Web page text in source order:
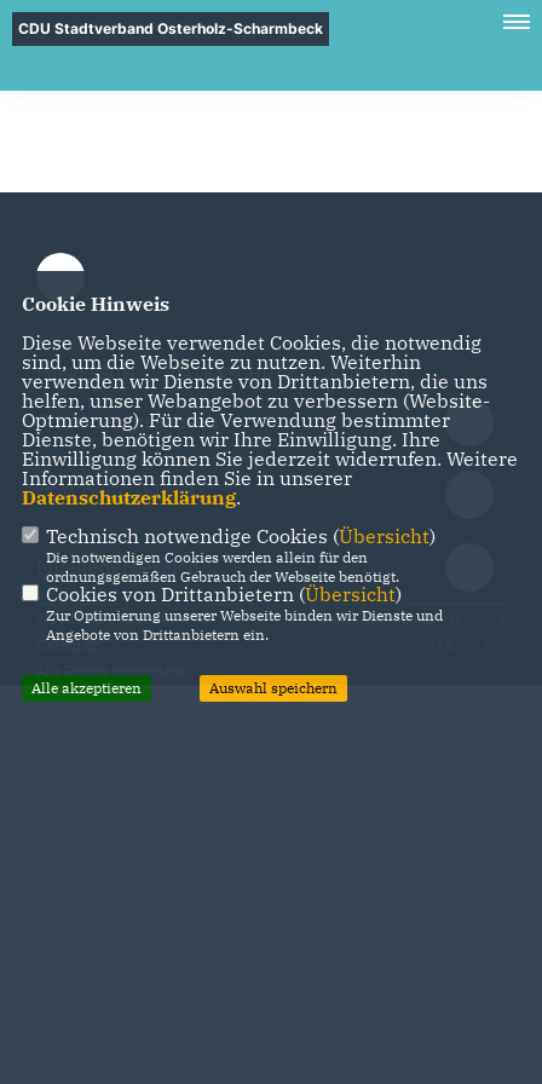
CDU Stadtverband Osterholz-Scharmbeck
IMPRESSUM DATENSCHUTZ KONTAKT
CDU Niedersachsen
CDU Deutschlands
Mitgliederbereich
@2026 CDU Kreisverband
Osterholz
Alle Rechte vorbehalten.
Realisation: Sharkness Media
Cookie Hinweis
Diese Webseite verwendet Cookies, die notwendig
sind, um die Webseite zu nutzen. Weiterhin
verwenden wir Dienste von Drittanbietern, die uns
helfen, unser Webangebot zu verbessern (Website-
Optmierung). Für die Verwendung bestimmter
Dienste, benötigen wir Ihre Einwilligung. Ihre
Einwilligung können Sie jederzeit widerrufen. Weitere
Informationen finden Sie in unserer
Datenschutzerklärung.
Technisch notwendige Cookies (Übersicht)
Die notwendigen Cookies werden allein für den
ordnungsgemäßen Gebrauch der Webseite benötigt.
Cookies von Drittanbietern (Übersicht)
Zur Optimierung unserer Webseite binden wir Dienste und
Angebote von Drittanbietern ein.
Alle akzeptieren Auswahl speichern